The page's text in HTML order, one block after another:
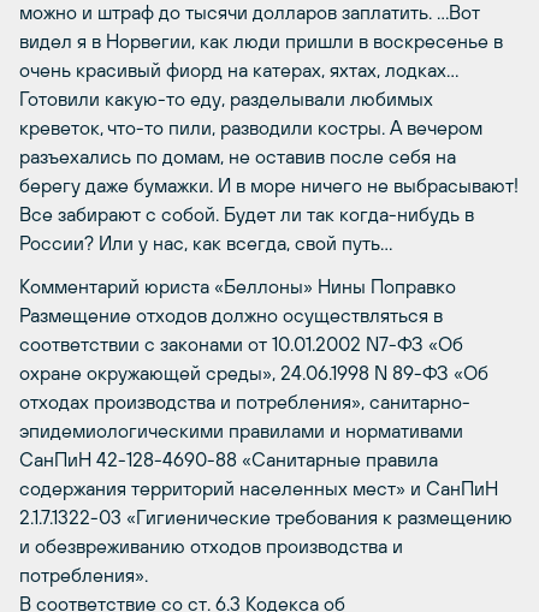
можно и штраф до тысячи долларов заплатить. …Вот
видел я в Норвегии, как люди пришли в воскресенье в
очень красивый фиорд на катерах, яхтах, лодках…
Готовили какую-то еду, разделывали любимых
креветок, что-то пили, разводили костры. А вечером
разъехались по домам, не оставив после себя на
берегу даже бумажки. И в море ничего не выбрасывают!
Все забирают с собой. Будет ли так когда-нибудь в
России? Или у нас, как всегда, свой путь…
Комментарий юриста «Беллоны» Нины Поправко
Размещение отходов должно осуществляться в
соответствии с законами от 10.01.2002 N7-ФЗ «Об
охране окружающей среды», 24.06.1998 N 89-ФЗ «Об
отходах производства и потребления», санитарно-
эпидемиологическими правилами и нормативами
СанПиН 42-128-4690-88 «Санитарные правила
содержания территорий населенных мест» и СанПиН
2.1.7.1322-03 «Гигиенические требования к размещению
и обезвреживанию отходов производства и
потребления».
В соответствие со ст. 6.3 Кодекса об